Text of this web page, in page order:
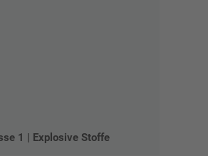
1 | Explosive Stoffe